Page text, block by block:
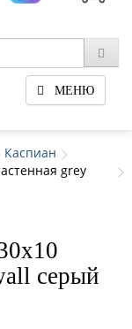
МЕНЮ
Каспиан
grey
серый